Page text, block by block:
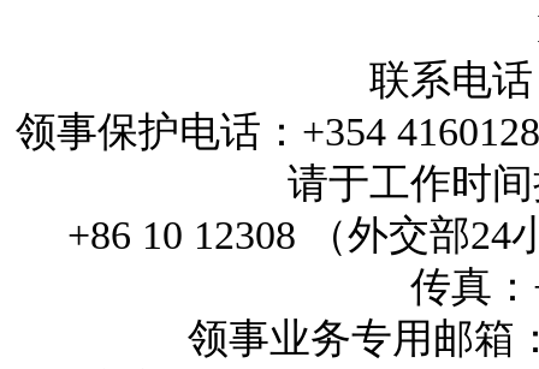
联系电话
领事保护电话：+354
请于工作时间
+86 10 12308 （外交部
传真：
领事业务专用邮箱